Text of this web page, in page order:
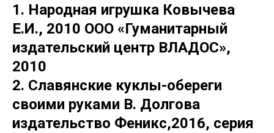
1. Народная игрушка Ковычева
Е.И., 2010 ООО «Гуманитарный
издательский центр ВЛАДОС»,
2010
2. Славянские куклы-обереги
своими руками В. Долгова
издательство Феникс,2016, серия